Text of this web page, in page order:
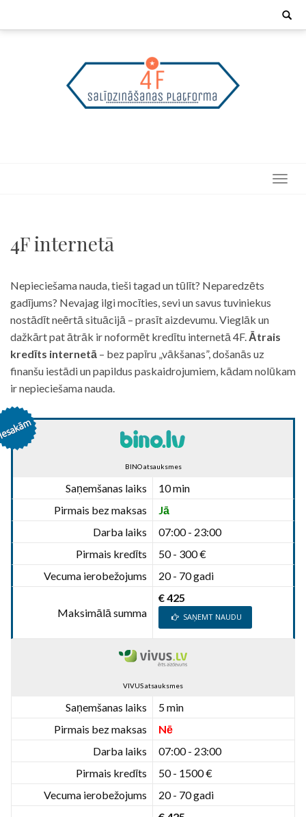
Search
4F internetā
Nepieciešama nauda, tieši tagad un tūlīt? Neparedzēts
gadījums? Nevajag ilgi mocīties, sevi un savus tuviniekus
nostādīt neērtā situācijā – prasīt aizdevumu. Vieglāk un
dažkārt pat ātrāk ir noformēt kredītu internetā 4F. Ātrais
kredīts internetā – bez papīru „vākšanas”, došanās uz
finanšu iestādi un papildus paskaidrojumiem, kādam nolūkam
ir nepieciešama nauda.
BINO atsauksmes
Saņemšanas laiks
10 min
Pirmais bez maksas
Jā
Darba laiks
07:00 - 23:00
Pirmais kredīts
50 - 300 €
Vecuma ierobežojums
20 - 70 gadi
Maksimālā summa
€ 425
SAŅEMT NAUDU
VIVUS atsauksmes
Saņemšanas laiks
5 min
Pirmais bez maksas
Nē
Darba laiks
07:00 - 23:00
Pirmais kredīts
50 - 1500 €
Vecuma ierobežojums
20 - 70 gadi